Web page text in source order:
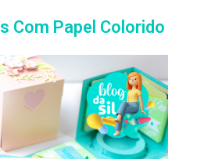
Com Papel Colorido